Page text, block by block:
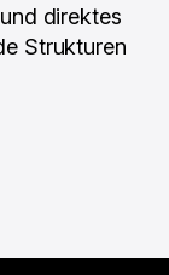
direktes
Strukturen